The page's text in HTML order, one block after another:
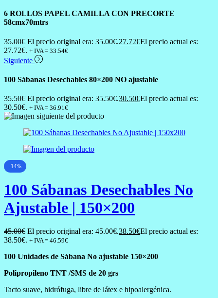
6 ROLLOS PAPEL CAMILLA CON PRECORTE
58cmx70mtrs
35.00€ El precio original era: 35.00€.27.72€El precio actual es:
27.72€. + IVA = 33.54€
Siguiente
100 Sábanas Desechables 80×200 NO ajustable
35.50€ El precio original era: 35.50€.30.50€El precio actual es:
30.50€. + IVA = 36.91€
-14%
100 Sábanas Desechables No
Ajustable | 150×200
45.00€ El precio original era: 45.00€.38.50€El precio actual es:
38.50€. + IVA = 46.59€
100 Unidades de Sábana No ajustable 150×200
Polipropileno TNT /SMS de 20 grs
Tacto suave, hidrófuga, libre de látex e hipoalergénica.